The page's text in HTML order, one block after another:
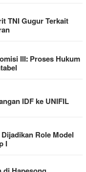
TNI Gugur Terkait
III: Proses Hukum
IDF ke UNIFIL
Role Model
I